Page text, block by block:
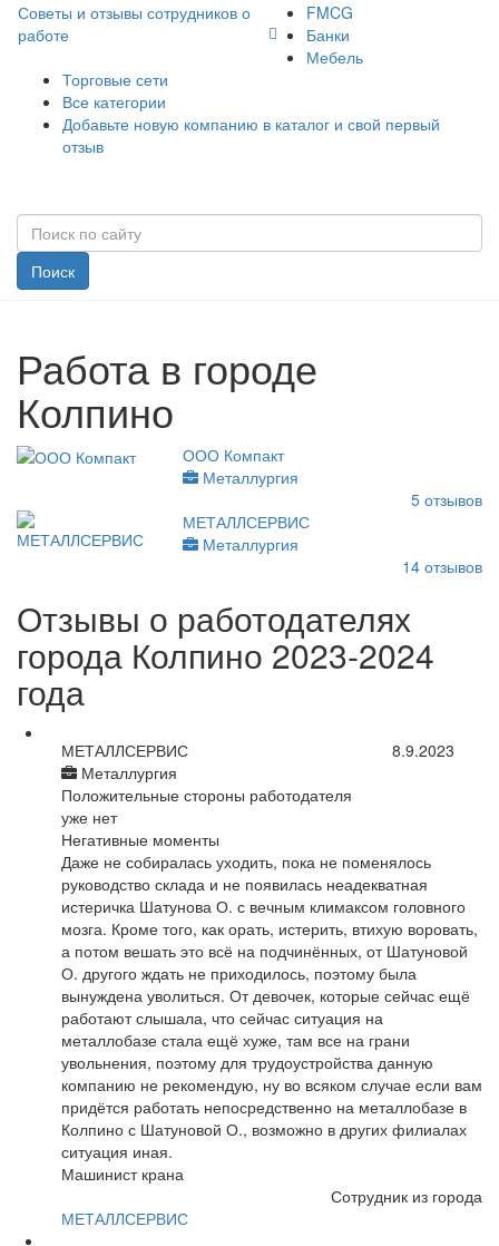
Советы и отзывы сотрудников о
работе
FMCG
Банки
Мебель
Торговые сети
Все категории
Добавьте новую компанию в каталог и свой первый
отзыв
Поиск
Работа в городе
Колпино
ООО Компакт
Металлургия
5 отзывов
МЕТАЛЛСЕРВИС
Металлургия
14 отзывов
Отзывы о работодателях
города Колпино 2023-2024
года
МЕТАЛЛСЕРВИС
Металлургия
8.9.2023
Положительные стороны работодателя
уже нет
Негативные моменты
Даже не собиралась уходить, пока не поменялось
руководство склада и не появилась неадекватная
истеричка Шатунова О. с вечным климаксом головного
мозга. Кроме того, как орать, истерить, втихую воровать,
а потом вешать это всё на подчинённых, от Шатуновой
О. другого ждать не приходилось, поэтому была
вынуждена уволиться. От девочек, которые сейчас ещё
работают слышала, что сейчас ситуация на
металлобазе стала ещё хуже, там все на грани
увольнения, поэтому для трудоустройства данную
компанию не рекомендую, ну во всяком случае если вам
придётся работать непосредственно на металлобазе в
Колпино с Шатуновой О., возможно в других филиалах
ситуация иная.
Машинист крана
Сотрудник из города
МЕТАЛЛСЕРВИС